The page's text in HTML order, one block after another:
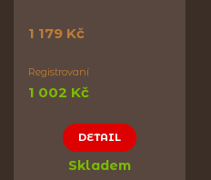
1 179 Kč
Registrovaní
1 002 Kč
DETAIL
Skladem